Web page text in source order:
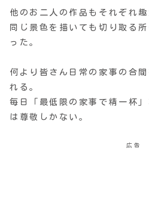
他のお二人の作品もそれぞれ趣
同じ景色を描いても切り取る
った。
何より皆さん日常の家事の合
れる。
毎日「最低限の家事で精一杯
は尊敬しかない。
広告